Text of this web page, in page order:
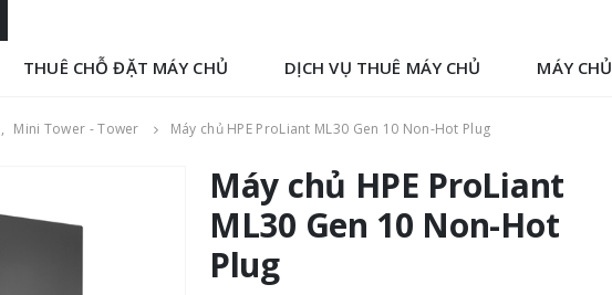
THUÊ CHỖ ĐẶT MÁY CHỦ DỊCH VỤ THUÊ MÁY CHỦ MÁY
, Mini Tower - Tower Máy chủ HPE ProLiant ML30 Gen 10 Non-Hot Plug
Máy chủ HPE ProLiant
ML30 Gen 10 Non-Hot
Plug